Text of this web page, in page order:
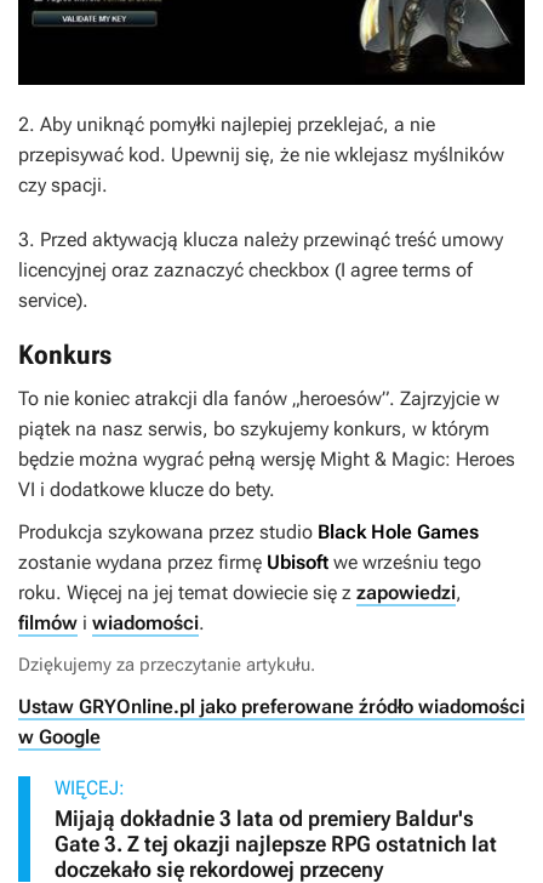
2. Aby uniknąć pomyłki najlepiej przeklejać, a nie
przepisywać kod. Upewnij się, że nie wklejasz myślników
czy spacji.
3. Przed aktywacją klucza należy przewinąć treść umowy
licencyjnej oraz zaznaczyć checkbox (I agree terms of
service).
Konkurs
To nie koniec atrakcji dla fanów „heroesów”. Zajrzyjcie w
piątek na nasz serwis, bo szykujemy konkurs, w którym
będzie można wygrać pełną wersję Might & Magic: Heroes
VI i dodatkowe klucze do bety.
Produkcja szykowana przez studio Black Hole Games
zostanie wydana przez firmę Ubisoft we wrześniu tego
roku. Więcej na jej temat dowiecie się z zapowiedzi,
filmów i wiadomości.
Dziękujemy za przeczytanie artykułu.
Ustaw GRYOnline.pl jako preferowane źródło wiadomości
w Google
WIĘCEJ:
Mijają dokładnie 3 lata od premiery Baldur's
Gate 3. Z tej okazji najlepsze RPG ostatnich lat
doczekało się rekordowej przeceny